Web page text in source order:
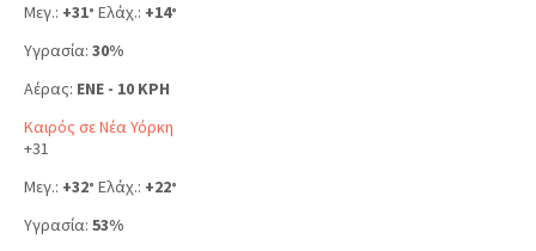
Μεγ.: +31° Ελάχ.: +14°
Υγρασία: 30%
Αέρας: ENE - 10 KPH
Καιρός σε Νέα Υόρκη
+31
Μεγ.: +32° Ελάχ.: +22°
Υγρασία: 53%